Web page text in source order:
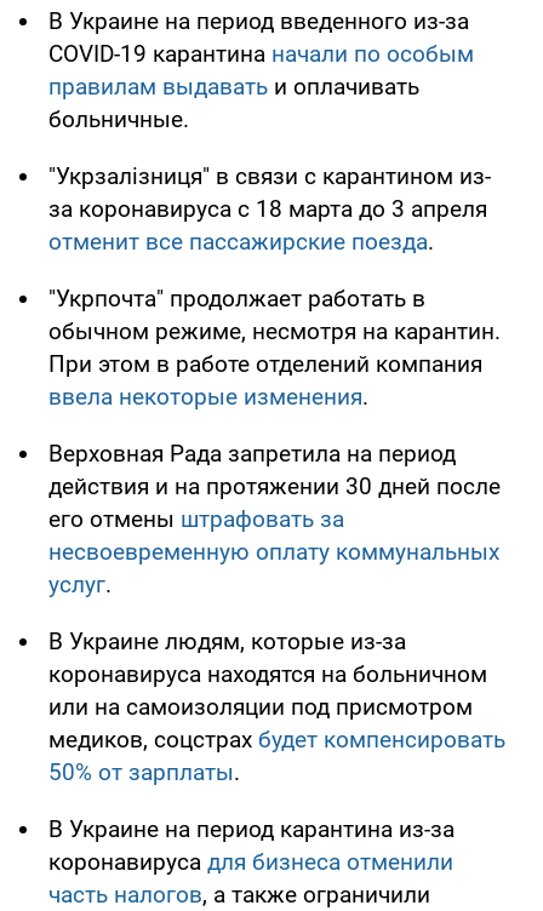
В Украине на период введенного из-за
COVID-19 карантина начали по особым
правилам выдавать и оплачивать
больничные.
"Укрзалізниця" в связи с карантином из-
за коронавируса с 18 марта до 3 апреля
отменит все пассажирские поезда.
"Укрпочта" продолжает работать в
обычном режиме, несмотря на карантин.
При этом в работе отделений компания
ввела некоторые изменения.
Верховная Рада запретила на период
действия и на протяжении 30 дней после
его отмены штрафовать за
несвоевременную оплату коммунальных
услуг.
В Украине людям, которые из-за
коронавируса находятся на больничном
или на самоизоляции под присмотром
медиков, соцстрах будет компенсировать
50% от зарплаты.
В Украине на период карантина из-за
коронавируса для бизнеса отменили
часть налогов, а также ограничили